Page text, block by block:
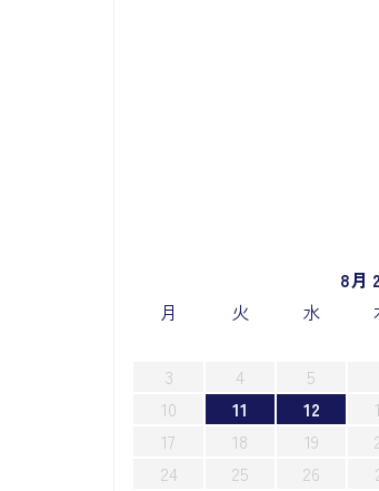
8月
月
火 水
3
4 5
10
11 12
17
18 19
24
25 26